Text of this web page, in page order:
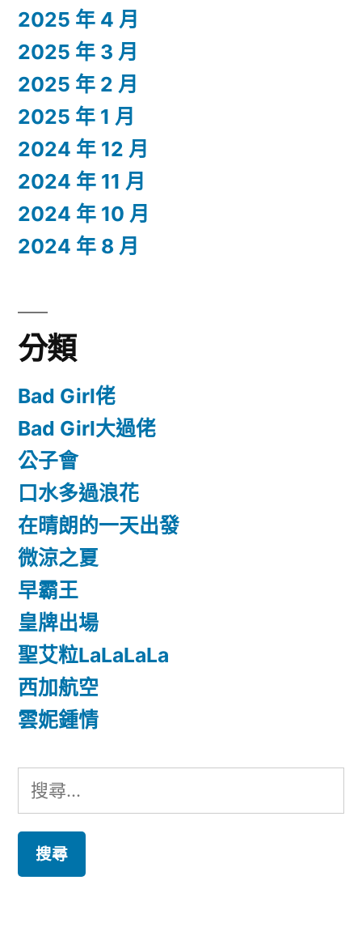
2025 年 4 月
2025 年 3 月
2025 年 2 月
2025 年 1 月
2024 年 12 月
2024 年 11 月
2024 年 10 月
2024 年 8 月
分類
Bad Girl佬
Bad Girl大過佬
公子會
口水多過浪花
在晴朗的一天出發
微涼之夏
早霸王
皇牌出場
聖艾粒LaLaLaLa
西加航空
雲妮鍾情
搜
尋
鍵